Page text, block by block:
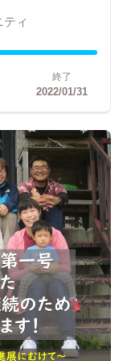
ィ
終了
2022/01/31